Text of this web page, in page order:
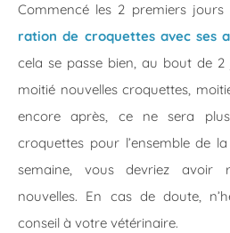
Commencé les 2 premiers jours
ration de croquettes avec ses
cela se passe bien, au bout de
moitié nouvelles croquettes,
encore après, ce ne sera
croquettes pour l’ensemble de
semaine, vous devriez avoir
nouvelles. En cas de doute,
conseil à votre vétérinaire.